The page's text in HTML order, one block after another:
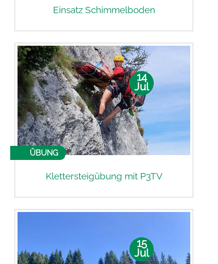
Einsatz Schimmelboden
14
Jul
ÜBUNG
Klettersteigübung mit P3TV
15
Jul